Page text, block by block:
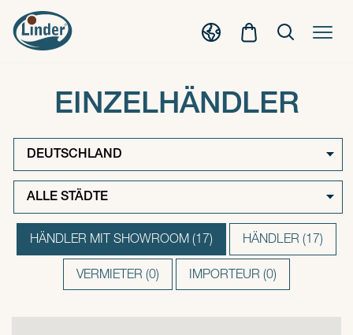
EINZELHÄNDLER
HÄNDLER MIT SHOWROOM (17) HÄNDLER (17)
VERMIETER (0) IMPORTEUR (0)